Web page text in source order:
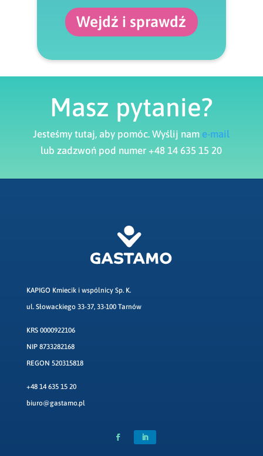
Wejdź i sprawdź
Masz pytanie?
Jesteśmy tutaj, aby pomóc. Wyślij nam e-mail
lub zadzwoń pod numer +48 14 635 15 20
KAPIGO Kmiecik i wspólnicy Sp. K.
ul. Słowackiego 33-37, 33-100 Tarnów
KRS 0000922106
NIP 8733282168
REGON 520315818
+48 14 635 15 20
biuro@gastamo.pl